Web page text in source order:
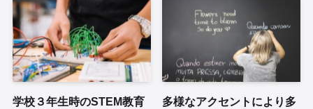
学校３年生時のSTEM教育
多様なアクセントにより多